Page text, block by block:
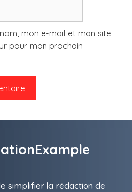
mon e-mail et mon site
pour mon prochain
simplifier la rédaction de